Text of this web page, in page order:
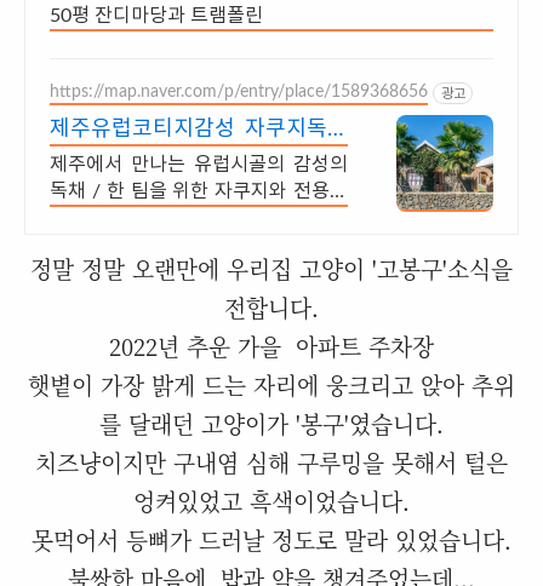
50평 잔디마당과 트램폴린
https://map.naver.com/p/entry/place/1589368656 광고
제주유럽코티지감성 자쿠지독채
프라이빗 제주여행, 유럽감성
제주에서 만나는 유럽시골의 감성의
독채 / 한 팀을 위한 자쿠지와 전용온
쿠지와 전용온실바베큐
정말 정말 오랜만에 우리집 고양이 '고봉구'소식을
전합니다.
2022년 추운 가을 아파트 주차장
햇볕이 가장 밝게 드는 자리에 웅크리고 앉아 추위
를 달래던 고양이가 '봉구'였습니다.
치즈냥이지만 구내염 심해 구루밍을 못해서 털은
엉켜있었고 흑색이었습니다.
못먹어서 등뼈가 드러날 정도로 말라 있었습니다.
불쌍한 마음에 밥과 약을 챙겨주었는데...